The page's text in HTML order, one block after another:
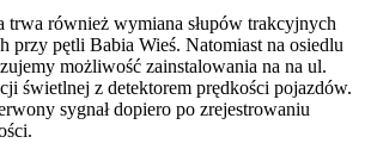
trwa również wymiana słupów trakcyjnych
przy pętli Babia Wieś. Natomiast na osiedlu
możliwość zainstalowania na na ul.
świetlnej z detektorem prędkości pojazdów.
sygnał dopiero po zrejestrowaniu